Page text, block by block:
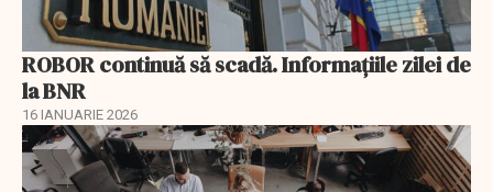
ROBOR continuă să scadă. Informaţiile zilei de
la BNR
16 IANUARIE 2026